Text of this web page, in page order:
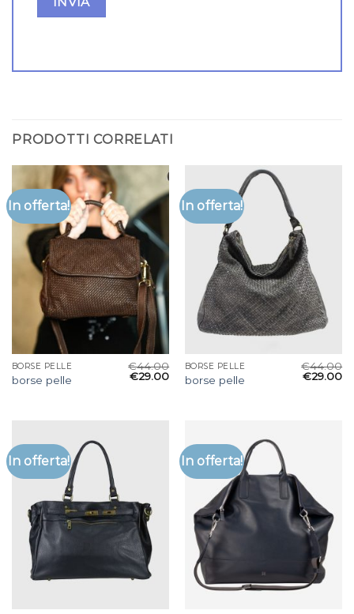
PRODOTTI CORRELATI
In offerta!
BORSE PELLE
borse pelle
€44.00
€29.00
In offerta!
BORSE PELLE
borse pelle
€44.00
€29.00
In offerta! In offerta!